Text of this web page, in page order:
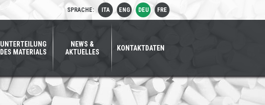
SPRACHE: ITA ENG DEU FRE
UNTERTEILUNG
DES MATERIALS
NEWS &
AKTUELLES
KONTAKTDATEN